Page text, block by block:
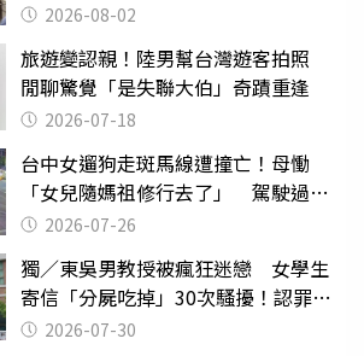
2026-08-02
旅遊變認親！陸男幫台灣遊客拍照
閒聊驚覺「是失聯大伯」奇蹟重逢
2026-07-18
台中女遛狗走斑馬線遭撞亡！母慟
「女兒隨媽祖修行去了」 駕駛過失
致死判9月
2026-07-26
獨／東吳男教授被瘋狂迷戀 女學生
寄信「分屍吃掉」30次騷擾！認罪免
關 2026-07-30